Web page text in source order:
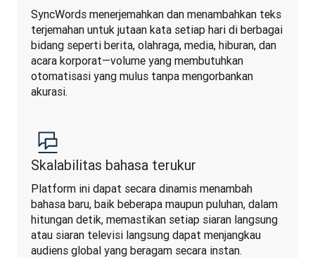
SyncWords menerjemahkan dan menambahkan teks
terjemahan untuk jutaan kata setiap hari di berbagai
bidang seperti berita, olahraga, media, hiburan, dan
acara korporat—volume yang membutuhkan
otomatisasi yang mulus tanpa mengorbankan
akurasi.
Skalabilitas bahasa terukur
Platform ini dapat secara dinamis menambah
bahasa baru, baik beberapa maupun puluhan, dalam
hitungan detik, memastikan setiap siaran langsung
atau siaran televisi langsung dapat menjangkau
audiens global yang beragam secara instan.